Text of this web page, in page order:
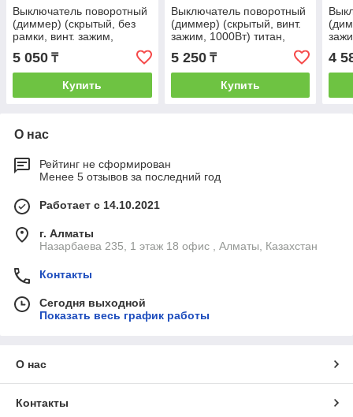
Выключатель поворотный
(диммер) (скрытый, без
рамки, винт. зажим,
1000Вт) дымчатый,
DARIA, MUTLUSAN
5 050 ₸
Купить
Выключатель поворотный
(диммер) (скрытый, винт.
зажим, 1000Вт) титан,
DARIA, MUTLUSAN
5 250₸
Купить
4
О нас
Рейтинг не сформирован
Менее 5 отзывов за последний год
Работает с 14.10.2021
г. Алматы
Назарбаева 235, 1 этаж 18 офис , Алматы, Казахстан
Контакты
Сегодня выходной
Показать весь график работы
О нас
Контакты